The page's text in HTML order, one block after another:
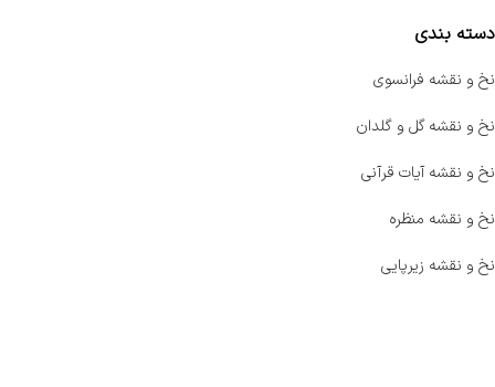
دسته بندی
نخ و نقشه فرانسوی
نخ و نقشه گل و گلدان
نخ و نقشه آیات قرآنی
نخ و نقشه منظره
نخ و نقشه زیرپایی